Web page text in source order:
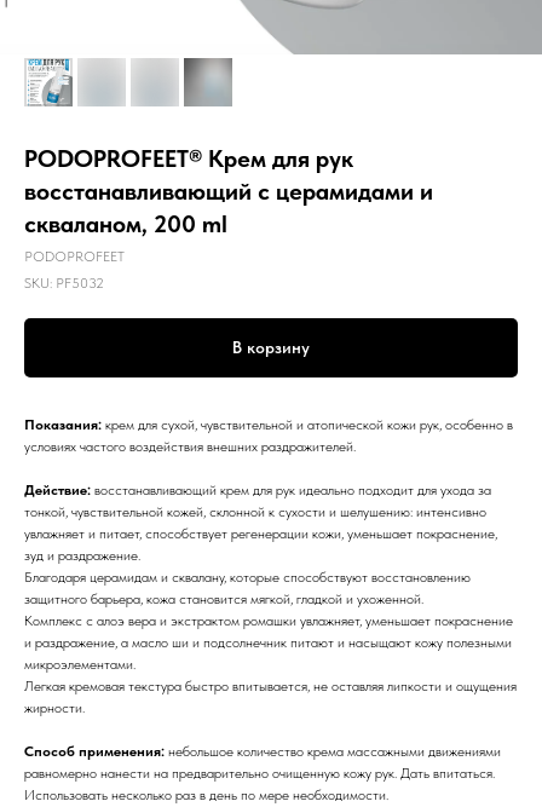
PODOPROFEET® Крем для рук
восстанавливающий с церамидами и
скваланом, 200 ml
PODOPROFEET
SKU: PF5032
В корзину
Показания: крем для сухой, чувствительной и атопической кожи рук, особенно в
условиях частого воздействия внешних раздражителей.
Действие: восстанавливающий крем для рук идеально подходит для ухода за
тонкой, чувствительной кожей, склонной к сухости и шелушению: интенсивно
увлажняет и питает, способствует регенерации кожи, уменьшает покраснение,
зуд и раздражение.
Благодаря церамидам и сквалану, которые способствуют восстановлению
защитного барьера, кожа становится мягкой, гладкой и ухоженной.
Комплекс с алоэ вера и экстрактом ромашки увлажняет, уменьшает покраснение
и раздражение, а масло ши и подсолнечник питают и насыщают кожу полезными
микроэлементами.
Легкая кремовая текстура быстро впитывается, не оставляя липкости и ощущения
жирности.
Способ применения: небольшое количество крема массажными движениями
равномерно нанести на предварительно очищенную кожу рук. Дать впитаться.
Использовать несколько раз в день по мере необходимости.